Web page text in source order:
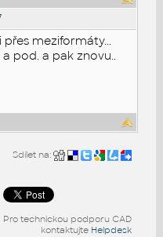
meziformáty...
pod. a pak znovu..
Sdílet na:
Pro technickou podporu CAD
kontaktujte Helpdesk